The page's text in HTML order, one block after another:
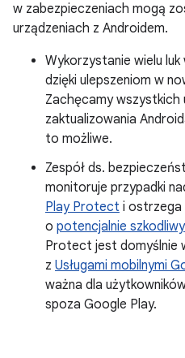
w zabezpieczeniach mogą
urządzeniach z Androidem.
Wykorzystanie wielu
dzięki ulepszeniom w
Zachęcamy wszystkich
zaktualizowania
to możliwe.
Zespół ds.
monitoruje przypadki
Play Protect i ostrzega
o potencjalnie
Protect jest domyślnie
z Usługami mobilnymi
ważna dla
spoza Google Play.